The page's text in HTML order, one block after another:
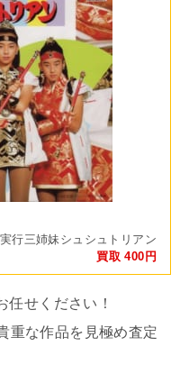
行三姉妹シュシュトリアン
買取 400円
せください！
重な作品を見極め査定